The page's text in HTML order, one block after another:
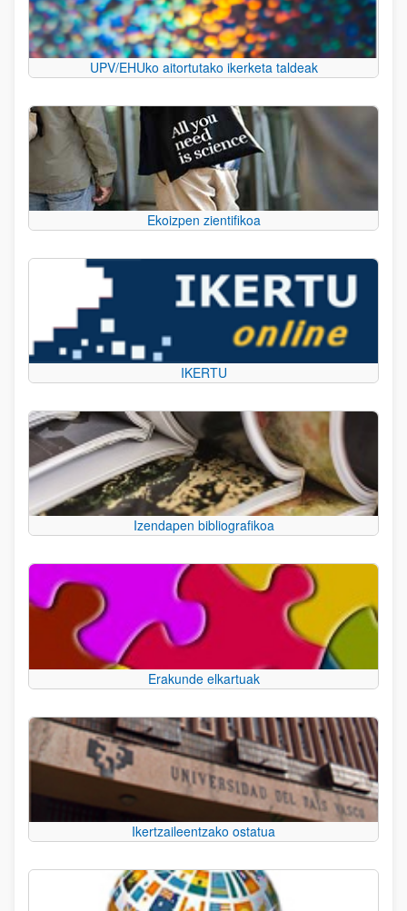
UPV/EHUko aitortutako ikerketa taldeak
Ekoizpen zientifikoa
IKERTU
Izendapen bibliografikoa
Erakunde elkartuak
Ikertzaileentzako ostatua